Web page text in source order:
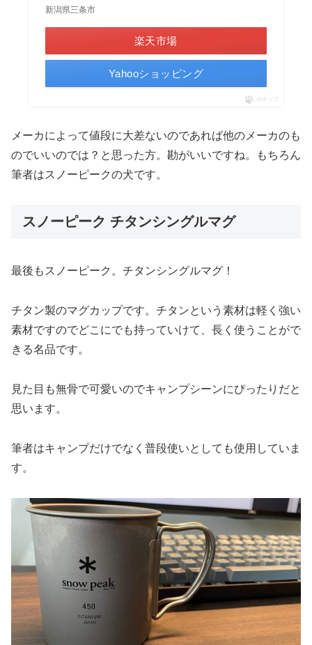
新潟県三条市
楽天市場
Yahooショッピング
ポチップ
メーカによって値段に大差ないのであれば他のメーカのも
のでいいのでは？と思った方。勘がいいですね。もちろん
筆者はスノーピークの犬です。
スノーピーク チタンシングルマグ
最後もスノーピーク。チタンシングルマグ！
チタン製のマグカップです。チタンという素材は軽く強い
素材ですのでどこにでも持っていけて、長く使うことがで
きる名品です。
見た目も無骨で可愛いのでキャンプシーンにぴったりだと
思います。
筆者はキャンプだけでなく普段使いとしても使用していま
す。